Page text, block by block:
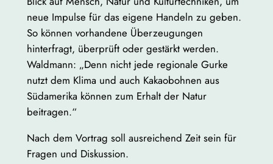
neue Impulse für das eigene Handeln zu geben.
So können vorhandene Überzeugungen
hinterfragt, überprüft oder gestärkt werden.
Waldmann: „Denn nicht jede regionale Gurke
nutzt dem Klima und auch Kakaobohnen aus
Südamerika können zum Erhalt der Natur
beitragen.“
Nach dem Vortrag soll ausreichend Zeit sein für
Fragen und Diskussion.